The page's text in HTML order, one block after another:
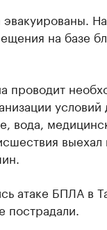
на базе
проводит
условий
вода,
выехал
атаке БПЛА в
пострадали.